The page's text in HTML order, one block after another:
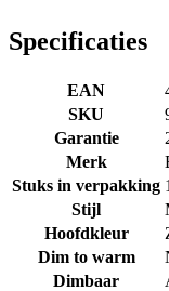
Specificaties
EAN
SKU
Garantie
Merk
Stuks in verpakking 1
Stijl
Hoofdkleur
Dim to warm
Dimbaar